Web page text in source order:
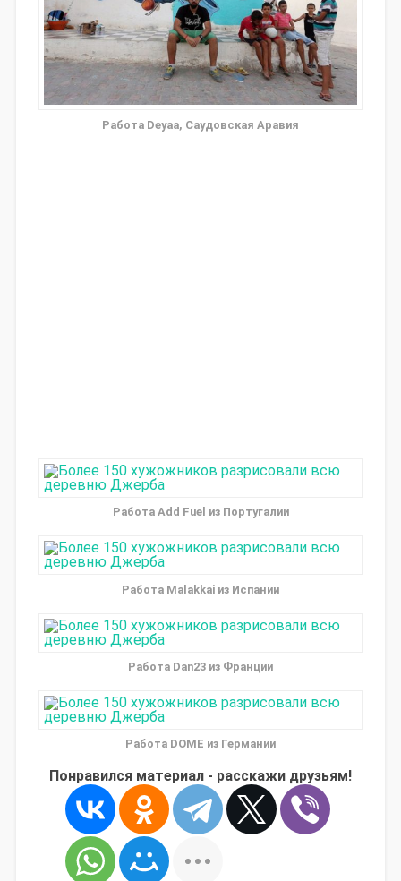
Работа Deyaa, Саудовская Аравия
Работа Add Fuel из Португалии
Работа Malakkai из Испании
Работа Dan23 из Франции
Работа DOME из Германии
Понравился материал - расскажи друзьям!